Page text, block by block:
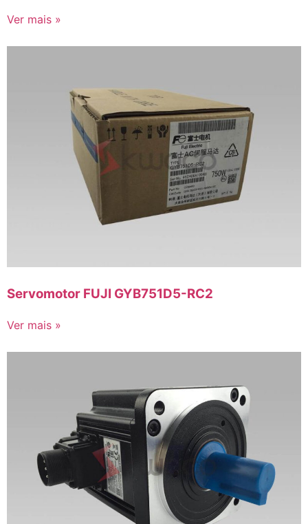
Ver mais »
Servomotor FUJI GYB751D5-RC2
Ver mais »